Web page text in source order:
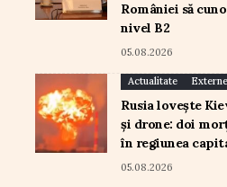
României să
nivel B2
05.08.2026
Actualitate Externe
Rusia lovește
și drone: doi
în regiunea
05.08.2026